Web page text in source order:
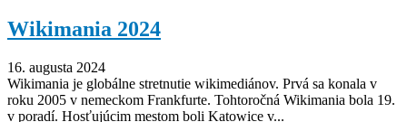
Wikimania 2024
16. augusta 2024
Wikimania je globálne stretnutie wikimediánov. Prvá sa konala v
roku 2005 v nemeckom Frankfurte. Tohtoročná Wikimania bola 19.
v poradí. Hosťujúcim mestom boli Katowice v...